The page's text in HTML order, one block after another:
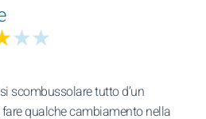
★★
scombussolare tutto d’un
qualche cambiamento nella